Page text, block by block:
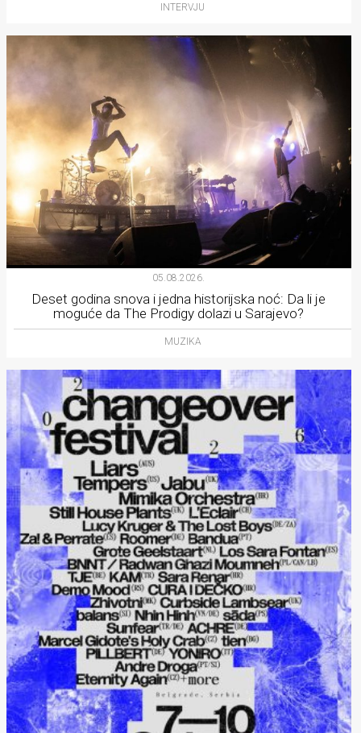
INTERVJU
05.08.2026.
Deset godina snova i jedna historijska noć: Da li je
moguće da The Prodigy dolazi u Sarajevo?
MUZIKA